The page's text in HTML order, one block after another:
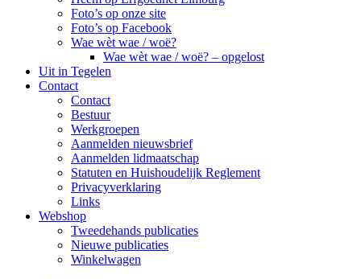
Foto’s op onze site
Foto’s op Facebook
Wae wèt wae / woë?
Wae wèt wae / woë? – opgelost
Uit in Tegelen
Contact
Contact
Bestuur
Werkgroepen
Aanmelden nieuwsbrief
Aanmelden lidmaatschap
Statuten en Huishoudelijk Reglement
Privacyverklaring
Links
Webshop
Tweedehands publicaties
Nieuwe publicaties
Winkelwagen